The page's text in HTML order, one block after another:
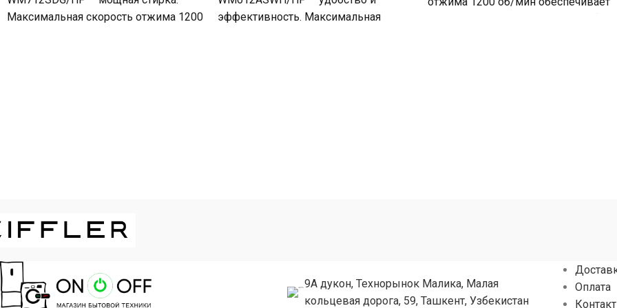
Максимальная скорость отжима 1200
эффективность. Максимальная
9А дукон, Технорынок Малика, Малая
кольцевая дорога, 59, Ташкент, Узбекистан
Оплата